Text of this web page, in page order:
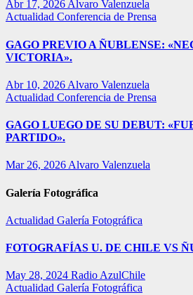
Abr 17, 2026 Alvaro Valenzuela
Actualidad Conferencia de Prensa
GAGO PREVIO A ÑUBLENSE:
VICTORIA».
Abr 10, 2026 Alvaro Valenzuela
Actualidad Conferencia de Prensa
GAGO LUEGO DE SU DEBUT:
PARTIDO».
Mar 26, 2026 Alvaro Valenzuela
Galería Fotográfica
Actualidad Galería Fotográfica
FOTOGRAFÍAS U. DE CHILE VS
May 28, 2024 Radio AzulChile
Actualidad Galería Fotográfica